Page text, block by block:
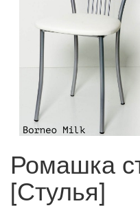
Ромашка
[Стулья]